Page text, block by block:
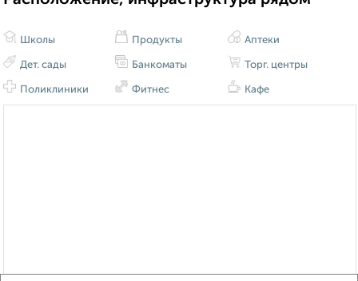
Школы
Дет. сады
Поликлиники
Продукты
Банкоматы
Фитнес
Аптеки
Торг. центры
Кафе